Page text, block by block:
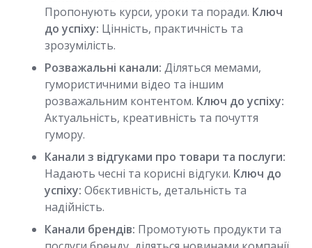
Пропонують курси, уроки та поради. Ключ
до успіху: Цінність, практичність та
зрозумілість.
Розважальні канали: Діляться мемами,
гумористичними відео та іншим
розважальним контентом. Ключ до успіху:
Актуальність, креативність та почуття
гумору.
Канали з відгуками про товари та послуги:
Надають чесні та корисні відгуки. Ключ до
успіху: Обєктивність, детальність та
надійність.
Канали брендів: Промотують продукти та